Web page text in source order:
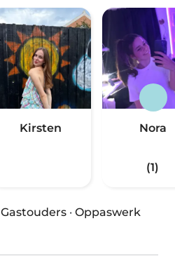
Kirsten Nora
(1)
Gastouders · Oppaswerk